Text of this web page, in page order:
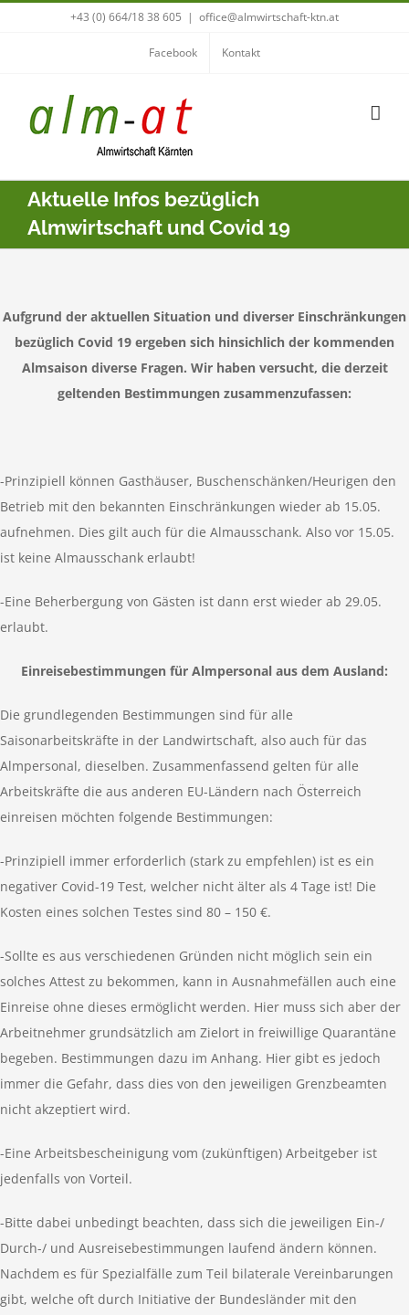
+43 (0) 664/18 38 605 | office@almwirtschaft-ktn.at
Facebook Kontakt
Aktuelle Infos bezüglich
Almwirtschaft und Covid 19
Aufgrund der aktuellen Situation und diverser Einschränkungen
bezüglich Covid 19 ergeben sich hinsichlich der kommenden
Almsaison diverse Fragen. Wir haben versucht, die derzeit
geltenden Bestimmungen zusammenzufassen:
-Prinzipiell können Gasthäuser, Buschenschänken/Heurigen den
Betrieb mit den bekannten Einschränkungen wieder ab 15.05.
aufnehmen. Dies gilt auch für die Almausschank. Also vor 15.05.
ist keine Almausschank erlaubt!
-Eine Beherbergung von Gästen ist dann erst wieder ab 29.05.
erlaubt.
Einreisebestimmungen für Almpersonal aus dem Ausland:
Die grundlegenden Bestimmungen sind für alle
Saisonarbeitskräfte in der Landwirtschaft, also auch für das
Almpersonal, dieselben. Zusammenfassend gelten für alle
Arbeitskräfte die aus anderen EU-Ländern nach Österreich
einreisen möchten folgende Bestimmungen:
-Prinzipiell immer erforderlich (stark zu empfehlen) ist es ein
negativer Covid-19 Test, welcher nicht älter als 4 Tage ist! Die
Kosten eines solchen Testes sind 80 – 150 €.
-Sollte es aus verschiedenen Gründen nicht möglich sein ein
solches Attest zu bekommen, kann in Ausnahmefällen auch eine
Einreise ohne dieses ermöglicht werden. Hier muss sich aber der
Arbeitnehmer grundsätzlich am Zielort in freiwillige Quarantäne
begeben. Bestimmungen dazu im Anhang. Hier gibt es jedoch
immer die Gefahr, dass dies von den jeweiligen Grenzbeamten
nicht akzeptiert wird.
-Eine Arbeitsbescheinigung vom (zukünftigen) Arbeitgeber ist
jedenfalls von Vorteil.
-Bitte dabei unbedingt beachten, dass sich die jeweiligen Ein-/
Durch-/ und Ausreisebestimmungen laufend ändern können.
Nachdem es für Spezialfälle zum Teil bilaterale Vereinbarungen
gibt, welche oft durch Initiative der Bundesländer mit den